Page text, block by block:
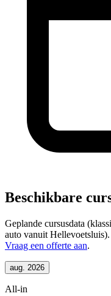
Beschikbare
Geplande cursusdata
auto vanuit
Vraag een offerte aan.
aug. 2026
All-in